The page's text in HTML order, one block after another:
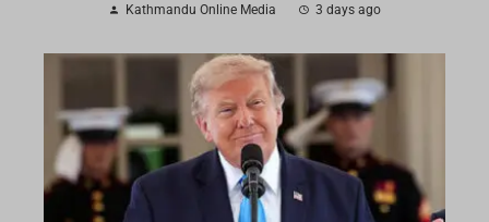
Kathmandu Online Media 3 days ago